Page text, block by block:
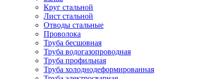
Круг стальной
Лист стальной
Отводы стальные
Проволока
Труба бесшовная
Труба водогазопроводная
Труба профильная
Труба холоднодеформированная